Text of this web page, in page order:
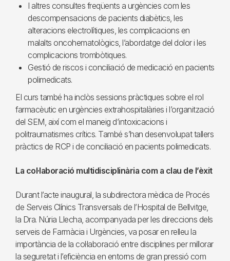
I altres consultes freqüents a urgències com les
descompensacions de pacients diabètics, les
alteracions electrolítiques, les complicacions en
malalts oncohematològics, l’abordatge del dolor i les
complicacions trombòtiques.
Gestió de riscos i conciliació de medicació en pacients
polimedicats.
El curs també ha inclòs sessions pràctiques sobre el rol
farmacèutic en urgències extrahospitalàries i l’organització
del SEM, així com el maneig d’intoxicacions i
politraumatismes crítics. També s’han desenvolupat tallers
pràctics de RCP i de conciliació en pacients polimedicats.
La col·laboració multidisciplinària com a clau de l’èxit
Durant l’acte inaugural, la subdirectora mèdica de Procés
de Serveis Clínics Transversals de l’Hospital de Bellvitge,
la Dra. Núria Llecha, acompanyada per les direccions dels
serveis de Farmàcia i Urgències, va posar en relleu la
importància de la col·laboració entre disciplines per millorar
la seguretat i l’eficiència en entorns de gran pressió com